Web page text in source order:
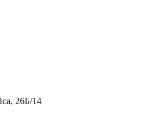
26Б/14